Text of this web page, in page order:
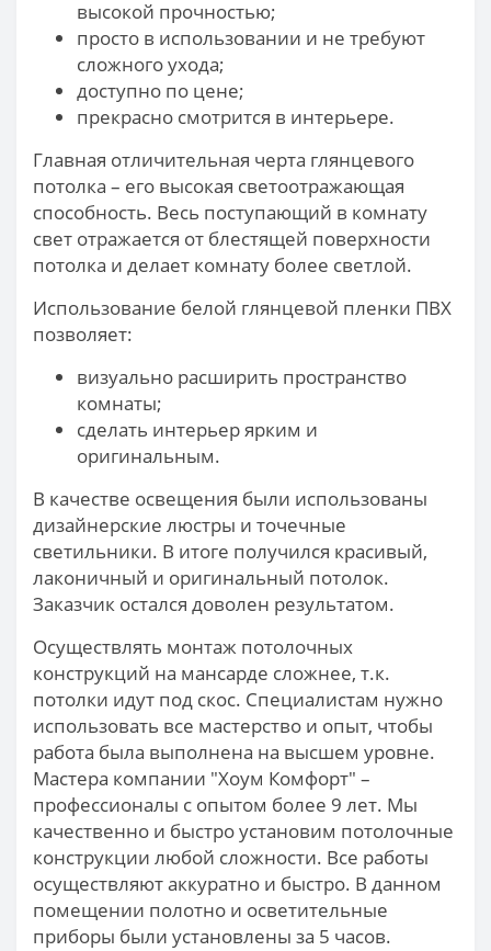
высокой прочностью;
просто в использовании и не требуют
сложного ухода;
доступно по цене;
прекрасно смотрится в интерьере.
Главная отличительная черта глянцевого
потолка – его высокая светоотражающая
способность. Весь поступающий в комнату
свет отражается от блестящей поверхности
потолка и делает комнату более светлой.
Использование белой глянцевой пленки ПВХ
позволяет:
визуально расширить пространство
комнаты;
сделать интерьер ярким и
оригинальным.
В качестве освещения были использованы
дизайнерские люстры и точечные
светильники. В итоге получился красивый,
лаконичный и оригинальный потолок.
Заказчик остался доволен результатом.
Осуществлять монтаж потолочных
конструкций на мансарде сложнее, т.к.
потолки идут под скос. Специалистам нужно
использовать все мастерство и опыт, чтобы
работа была выполнена на высшем уровне.
Мастера компании "Хоум Комфорт" –
профессионалы с опытом более 9 лет. Мы
качественно и быстро установим потолочные
конструкции любой сложности. Все работы
осуществляют аккуратно и быстро. В данном
помещении полотно и осветительные
приборы были установлены за 5 часов.